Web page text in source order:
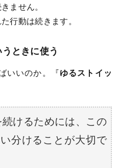
ません。
行動は続きます。
ときに使う
いいのか。『ゆるストイッ
続けるためには、この
分けることが大切で